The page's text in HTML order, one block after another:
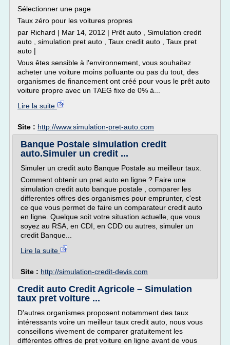
Sélectionner une page
Taux zéro pour les voitures propres
par Richard | Mar 14, 2012 | Prêt auto , Simulation credit
auto , simulation pret auto , Taux credit auto , Taux pret
auto |
Vous êtes sensible à l'environnement, vous souhaitez
acheter une voiture moins polluante ou pas du tout, des
organismes de financement ont créé pour vous le prêt auto
voiture propre avec un TAEG fixe de 0% à...
Lire la suite
Site : http://www.simulation-pret-auto.com
Banque Postale simulation credit
auto.Simuler un credit ...
Simuler un credit auto Banque Postale au meilleur taux.
Comment obtenir un pret auto en ligne ? Faire une
simulation credit auto banque postale , comparer les
differentes offres des organismes pour emprunter, c'est
ce que vous permet de faire un comparateur credit auto
en ligne. Quelque soit votre situation actuelle, que vous
soyez au RSA, en CDI, en CDD ou autres, simuler un
credit Banque...
Lire la suite
Site : http://simulation-credit-devis.com
Credit auto Credit Agricole – Simulation
taux pret voiture ...
D'autres organismes proposent notamment des taux
intéressants voire un meilleur taux credit auto, nous vous
conseillons vivement de comparer gratuitement les
différentes offres de pret voiture en ligne avant de vous